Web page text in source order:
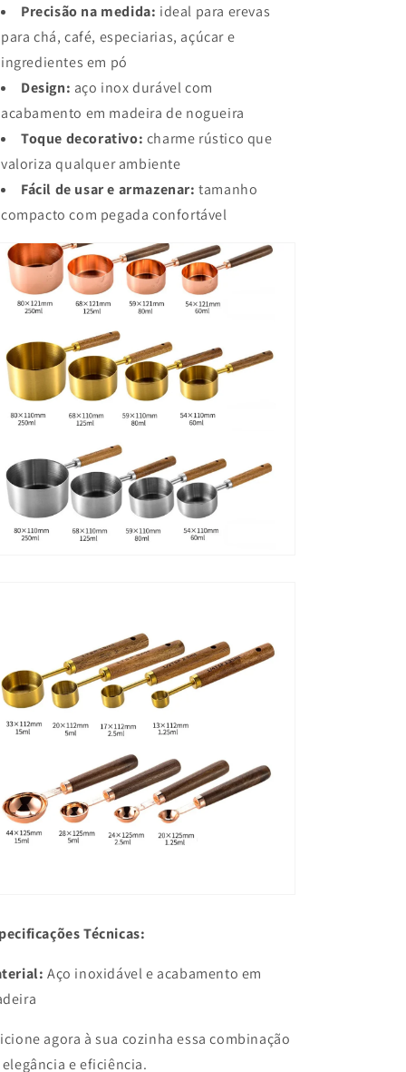
Precisão na medida: ideal para erevas
para chá, café, especiarias, açúcar e
ingredientes em pó
Design: aço inox durável com
acabamento em madeira de nogueira
Toque decorativo: charme rústico que
valoriza qualquer ambiente
Fácil de usar e armazenar: tamanho
compacto com pegada confortável
Técnicas:
Aço inoxidável e acabamento em
agora à sua cozinha essa combinação
e eficiência.